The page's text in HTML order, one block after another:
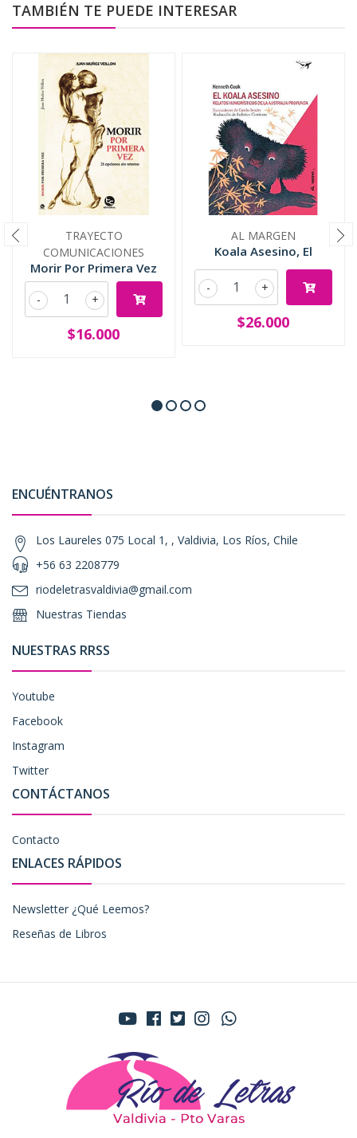
TAMBIÉN TE PUEDE INTERESAR
TRAYECTO
COMUNICACIONES
Morir Por Primera Vez
+
-
$16.000
AL MARGEN
Koala Asesino, El
+
-
$26.000
ENCUÉNTRANOS
Los Laureles 075 Local 1, , Valdivia, Los Ríos, Chile
+56 63 2208779
riodeletrasvaldivia@gmail.com
Nuestras Tiendas
NUESTRAS RRSS
Youtube
Facebook
Instagram
Twitter
CONTÁCTANOS
Contacto
ENLACES RÁPIDOS
Newsletter ¿Qué Leemos?
Reseñas de Libros